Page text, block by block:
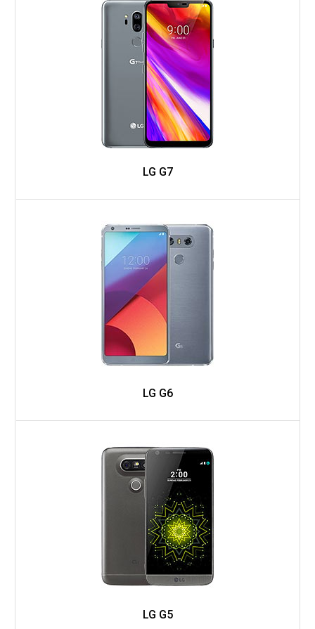
LG G7
LG G6
LG G5